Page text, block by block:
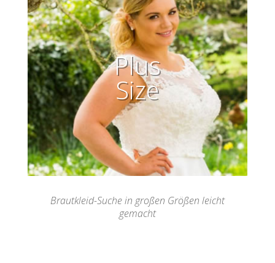
Plus
Size
Brautkleid-Suche in großen Größen leicht
gemacht